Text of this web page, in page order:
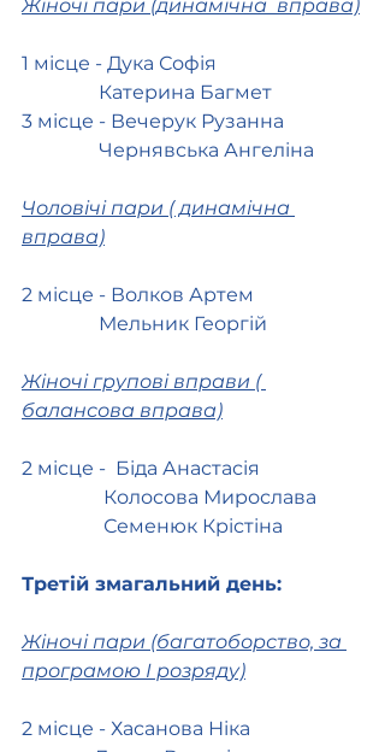
Жіночі пари (динамічна  вправа)
1 місце - Дука Софія
                Катерина Багмет
3 місце - Вечерук Рузанна
                Чернявська Ангеліна
Чоловічі пари ( динамічна
вправа)
2 місце - Волков Артем
                Мельник Георгій
Жіночі групові вправи (
балансова вправа)
2 місце -  Біда Анастасія
                 Колосова Мирослава
                 Семенюк Крістіна
Третій змагальний день:
Жіночі пари (багатоборство, за
програмою I розряду)
2 місце - Хасанова Ніка